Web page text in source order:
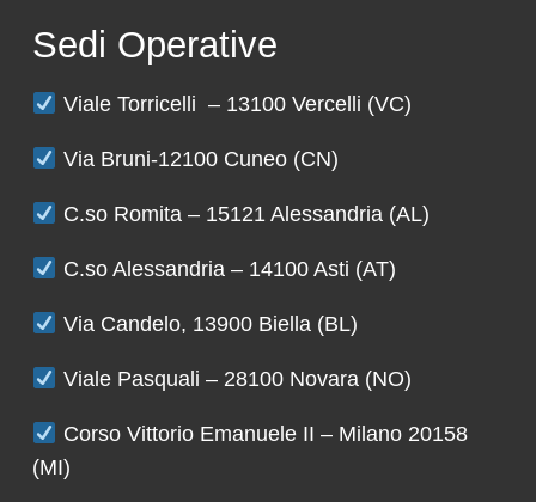
Sedi Operative
Viale Torricelli – 13100 Vercelli (VC)
Via Bruni-12100 Cuneo (CN)
C.so Romita – 15121 Alessandria (AL)
C.so Alessandria – 14100 Asti (AT)
Via Candelo, 13900 Biella (BL)
Viale Pasquali – 28100 Novara (NO)
Corso Vittorio Emanuele II – Milano 20158
(MI)